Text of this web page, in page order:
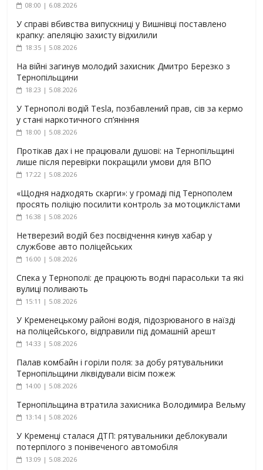
08:00 | 6.08.2026
У справі вбивства випускниці у Вишнівці поставлено
крапку: апеляцію захисту відхилили
18:35 | 5.08.2026
На війні загинув молодий захисник Дмитро Березко з
Тернопільщини
18:23 | 5.08.2026
У Тернополі водій Tesla, позбавлений прав, сів за кермо
у стані наркотичного сп’яніння
18:00 | 5.08.2026
Протікав дах і не працювали душові: на Тернопільщині
лише після перевірки покращили умови для ВПО
17:22 | 5.08.2026
«Щодня надходять скарги»: у громаді під Тернополем
просять поліцію посилити контроль за мотоциклістами
16:38 | 5.08.2026
Нетверезий водій без посвідчення кинув хабар у
службове авто поліцейських
16:00 | 5.08.2026
Спека у Тернополі: де працюють водні парасольки та які
вулиці поливають
15:11 | 5.08.2026
У Кременецькому районі водія, підозрюваного в наїзді
на поліцейського, відправили під домашній арешт
14:33 | 5.08.2026
Палав комбайн і горіли поля: за добу рятувальники
Тернопільщини ліквідували вісім пожеж
14:00 | 5.08.2026
Тернопільщина втратила захисника Володимира Вельму
13:14 | 5.08.2026
У Кременці сталася ДТП: рятувальники деблокували
потерпілого з понівеченого автомобіля
13:09 | 5.08.2026